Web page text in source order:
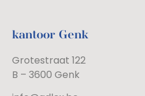
kantoor Genk
Grotestraat 122
B – 3600 Genk